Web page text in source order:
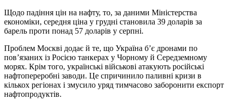
Щодо падіння цін на нафту, то, за даними Міністерства
економіки, середня ціна у грудні становила 39 доларів за
барель проти понад 57 доларів у серпні.
Проблем Москві додає й те, що Україна б’є дронами по
пов’язаних із Росією танкерах у Чорному й Середземному
морях. Крім того, українські військові атакують російські
нафтопереробні заводи. Це спричинило паливні кризи в
кількох регіонах і змусило уряд тимчасово заборонити експорт
нафтопродуктів.